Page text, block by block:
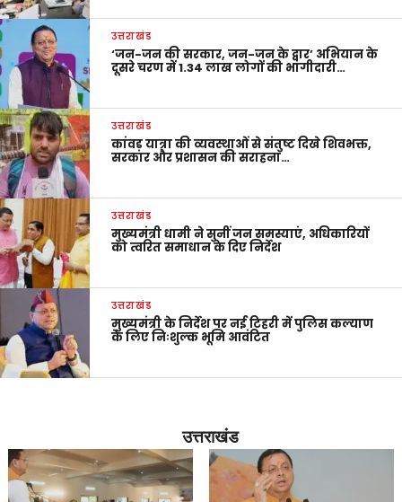
उत्तराखंड
‘जन-जन की सरकार, जन-जन के द्वार’ अभियान के
दूसरे चरण में 1.34 लाख लोगों की भागीदारी…
उत्तराखंड
कांवड़ यात्रा की व्यवस्थाओं से संतुष्ट दिखे शिवभक्त,
सरकार और प्रशासन की सराहना…
उत्तराखंड
मुख्यमंत्री धामी ने सुनीं जन समस्याएं, अधिकारियों
को त्वरित समाधान के दिए निर्देश
उत्तराखंड
मुख्यमंत्री के निर्देश पर नई टिहरी में पुलिस कल्याण
के लिए निःशुल्क भूमि आवंटित
उत्तराखंड